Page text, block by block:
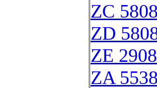
ZC
ZD
ZE
ZA